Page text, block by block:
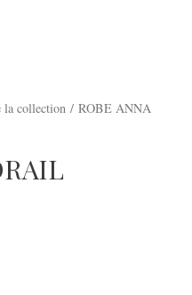
la collection / ROBE ANNA